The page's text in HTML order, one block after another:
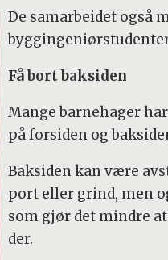
De samarbeidet også
Få bort baksiden
Mange barnehager
på forsiden og
Baksiden kan være
port eller grind, men
som gjør det mindre
der.